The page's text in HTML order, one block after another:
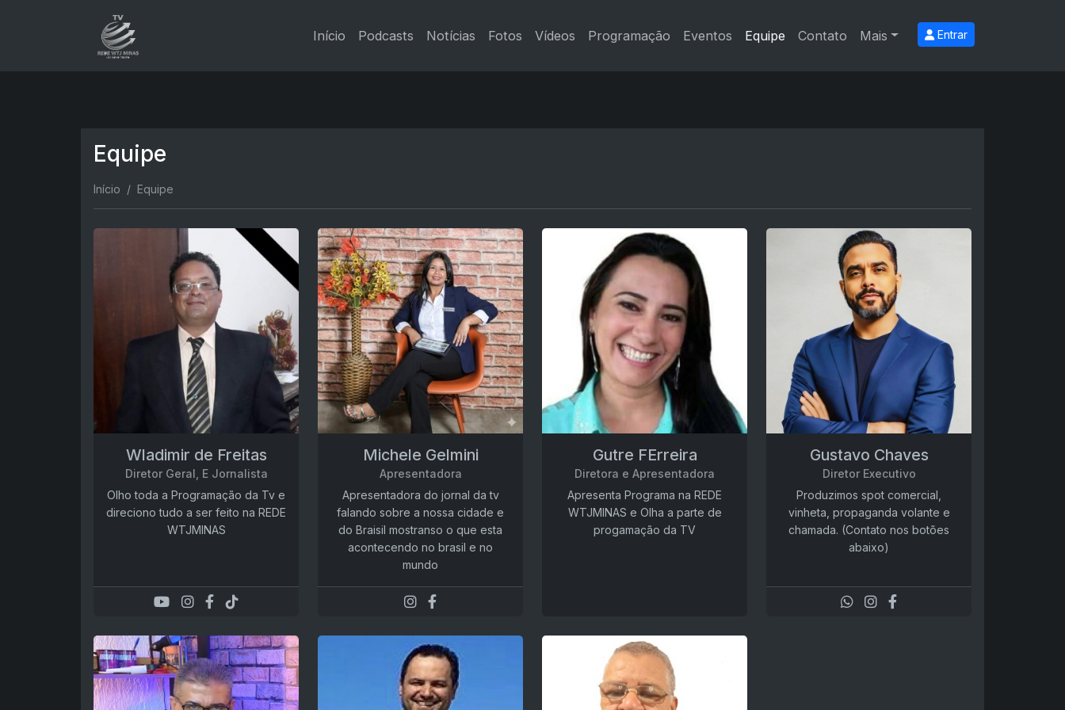
Início Podcasts Notícias Fotos Vídeos Programação Eventos Equipe Contato Mais Entrar
Equipe
Início Equipe
Wladimir de Freitas
Diretor Geral, E Jornalista
Olho toda a Programação da Tv e
direciono tudo a ser feito na REDE
WTJMINAS
Michele Gelmini
Apresentadora
Apresentadora do jornal da tv
falando sobre a nossa cidade e
do Braisil mostranso o que esta
acontecendo no brasil e no
mundo
Gutre FErreira
Diretora e Apresentadora
Apresenta Programa na REDE
WTJMINAS e Olha a parte de
progamação da TV
Gustavo Chaves
Diretor Executivo
Produzimos spot comercial,
vinheta, propaganda volante e
chamada. (Contato nos botões
abaixo)